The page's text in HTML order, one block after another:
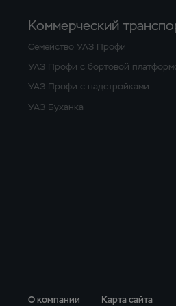
Коммерческий
Семейство УАЗ Профи
УАЗ Профи с бортовой
УАЗ Профи с надстройками
УАЗ Буханка
О компании Карта сайта